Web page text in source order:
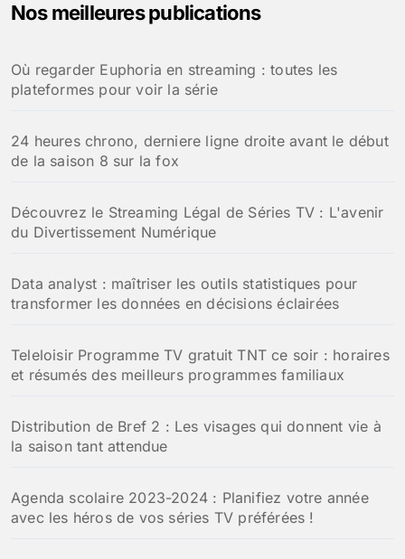
r
e
r
Nos meilleures publications
Où regarder Euphoria en streaming : toutes les
plateformes pour voir la série
24 heures chrono, derniere ligne droite avant le début
de la saison 8 sur la fox
Découvrez le Streaming Légal de Séries TV : L'avenir
du Divertissement Numérique
Data analyst : maîtriser les outils statistiques pour
transformer les données en décisions éclairées
Teleloisir Programme TV gratuit TNT ce soir : horaires
et résumés des meilleurs programmes familiaux
Distribution de Bref 2 : Les visages qui donnent vie à
la saison tant attendue
Agenda scolaire 2023-2024 : Planifiez votre année
avec les héros de vos séries TV préférées !